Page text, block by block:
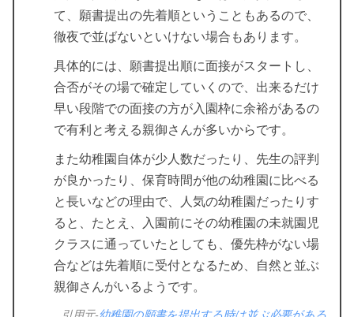
て、願書提出の先着順ということもあるので、
徹夜で並ばないといけない場合もあります。
具体的には、願書提出順に面接がスタートし、
合否がその場で確定していくので、出来るだけ
早い段階での面接の方が入園枠に余裕があるの
で有利と考える親御さんが多いからです。
また幼稚園自体が少人数だったり、先生の評判
が良かったり、保育時間が他の幼稚園に比べる
と長いなどの理由で、人気の幼稚園だったりす
ると、たとえ、入園前にその幼稚園の未就園児
クラスに通っていたとしても、優先枠がない場
合などは先着順に受付となるため、自然と並ぶ
親御さんがいるようです。